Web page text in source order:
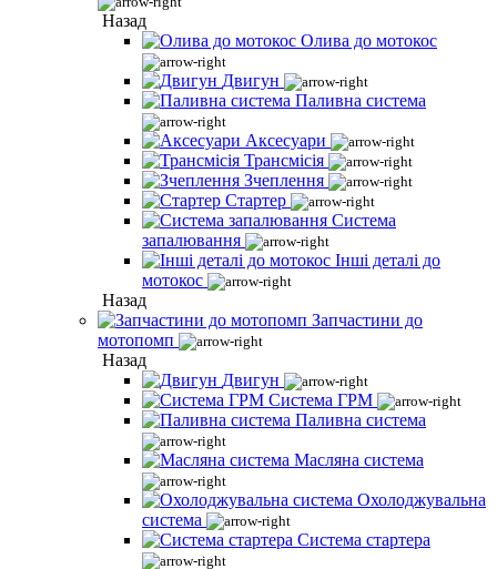
Назад
Олива до мотокос
Двигун
Паливна система
Аксесуари
Трансмісія
Зчеплення
Стартер
Система
запалювання
Інші деталі до
мотокос
Назад
Запчастини до
мотопомп
Назад
Двигун
Система ГРМ
Паливна система
Масляна система
Охолоджувальна
система
Система стартера